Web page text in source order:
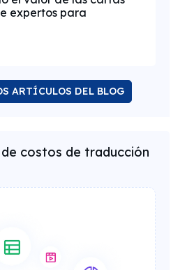
expertos para
ARTÍCULOS DEL BLOG
costos de traducción